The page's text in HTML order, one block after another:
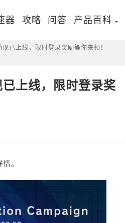
器 攻略 问答 产品百科
已上线，限时登录奖励等你来领！
上线，限时登录奖
。